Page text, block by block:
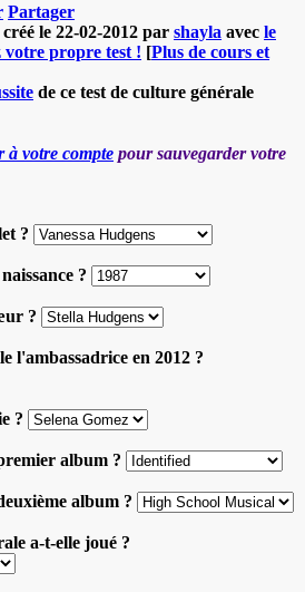
Partager
le 22-02-2012 par shayla avec le
votre propre test ! [Plus de cours et
de ce test de culture générale
à votre compte pour sauvegarder votre
?
?
?
l'ambassadrice en 2012 ?
?
album ?
album ?
a-t-elle joué ?